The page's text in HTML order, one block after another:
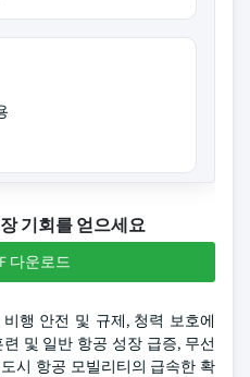
기회를 얻으세요
다운로드
행 안전 및 규제, 청력 보호에
및 일반 항공 성장 급증, 무선
시 항공 모빌리티의 급속한 확